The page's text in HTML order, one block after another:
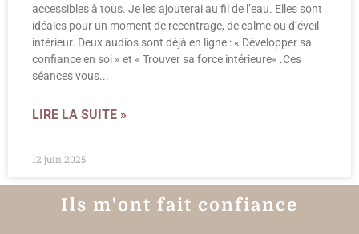
accessibles à tous. Je les ajouterai au fil de l’eau. Elles sont
idéales pour un moment de recentrage, de calme ou d’éveil
intérieur. Deux audios sont déjà en ligne : « Développer sa
confiance en soi » et « Trouver sa force intérieure« .Ces
séances vous
LIRE LA SUITE »
12 juin 2025
Ils m'ont fait confiance